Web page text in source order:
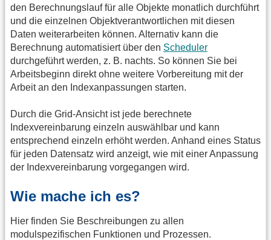
den Berechnungslauf für alle Objekte monatlich durchführt
und die einzelnen Objektverantwortlichen mit diesen
Daten weiterarbeiten können. Alternativ kann die
Berechnung automatisiert über den Scheduler
durchgeführt werden, z. B. nachts. So können Sie bei
Arbeitsbeginn direkt ohne weitere Vorbereitung mit der
Arbeit an den Indexanpassungen starten.
Durch die Grid-Ansicht ist jede berechnete
Indexvereinbarung einzeln auswählbar und kann
entsprechend einzeln erhöht werden. Anhand eines Status
für jeden Datensatz wird anzeigt, wie mit einer Anpassung
der Indexvereinbarung vorgegangen wird.
Wie mache ich es?
Hier finden Sie Beschreibungen zu allen
modulspezifischen Funktionen und Prozessen.